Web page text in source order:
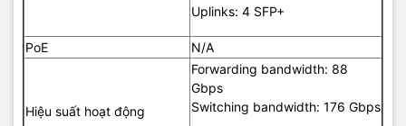
Uplinks: 4 SFP+
PoE N/A
Hiệu suất hoạt động
Forwarding bandwidth: 88
Gbps
Switching bandwidth: 176 Gbps